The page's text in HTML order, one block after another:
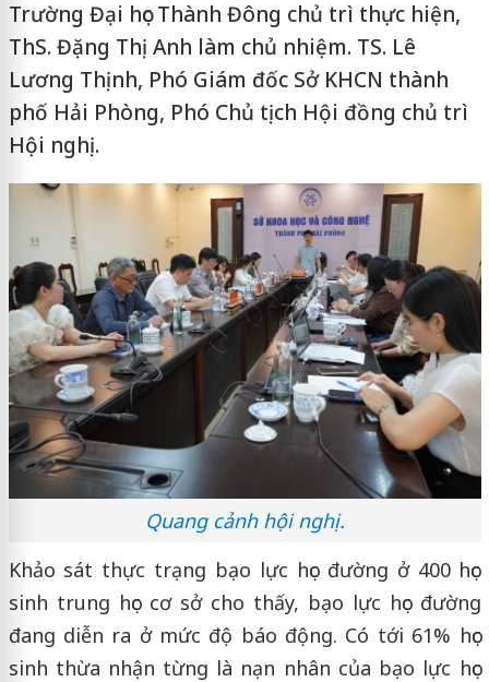
Trường Đại học Thành Đông chủ trì thực hiện,
ThS. Đặng Thị Anh làm chủ nhiệm. TS. Lê
Lương Thịnh, Phó Giám đốc Sở KHCN thành
phố Hải Phòng, Phó Chủ tịch Hội đồng chủ trì
Hội nghị.
Quang cảnh hội nghị.
Khảo sát thực trạng bạo lực học đường ở 400 học
sinh trung học cơ sở cho thấy, bạo lực học đường
đang diễn ra ở mức độ báo động. Có tới 61% học
sinh thừa nhận từng là nạn nhân của bạo lực học